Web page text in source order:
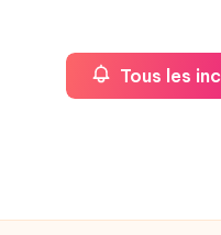
Tous les